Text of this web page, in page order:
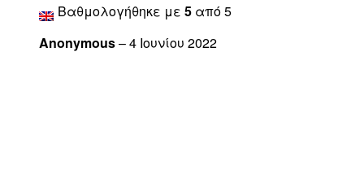
Βαθμολογήθηκε με 5 από 5
Anonymous–4 Ιουνίου 2022